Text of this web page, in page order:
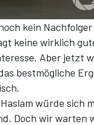
kein
keine wirklich
Aber jetzt
bestmögliche
würde sich
Doch wir warten